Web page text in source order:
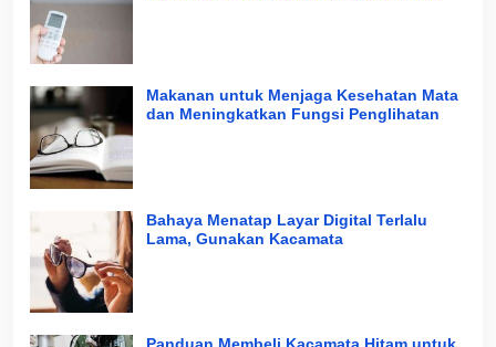
Makanan untuk Menjaga Kesehatan Mata
dan Meningkatkan Fungsi Penglihatan
Bahaya Menatap Layar Digital Terlalu
Lama, Gunakan Kacamata